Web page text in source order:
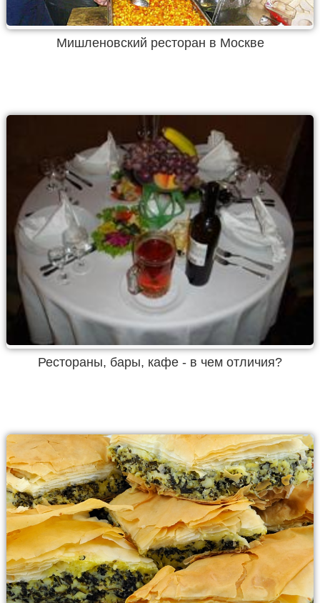
Мишленовский ресторан в Москве
Рестораны, бары, кафе - в чем отличия?